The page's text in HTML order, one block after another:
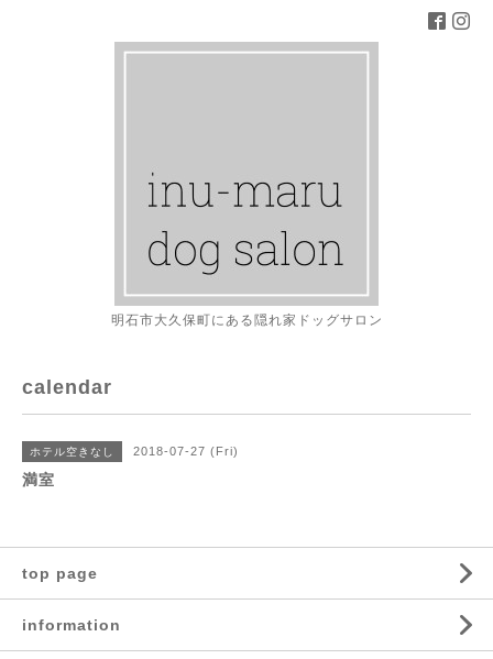
明石市大久保町にある隠れ家ドッグサロン
calendar
ホテル空きなし 2018-07-27 (Fri)
満室
top page
information